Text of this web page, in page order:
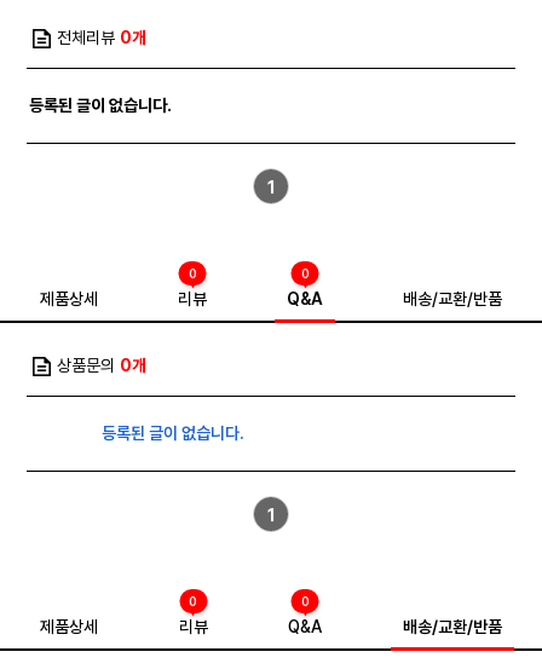
전체리뷰 0개
등록된 글이 없습니다.
1
제품상세 리뷰
0
Q&A
0
배송/교환/반품
상품문의 0개
등록된 글이 없습니다.
1
제품상세 리뷰
0
Q&A
0
배송/교환/반품